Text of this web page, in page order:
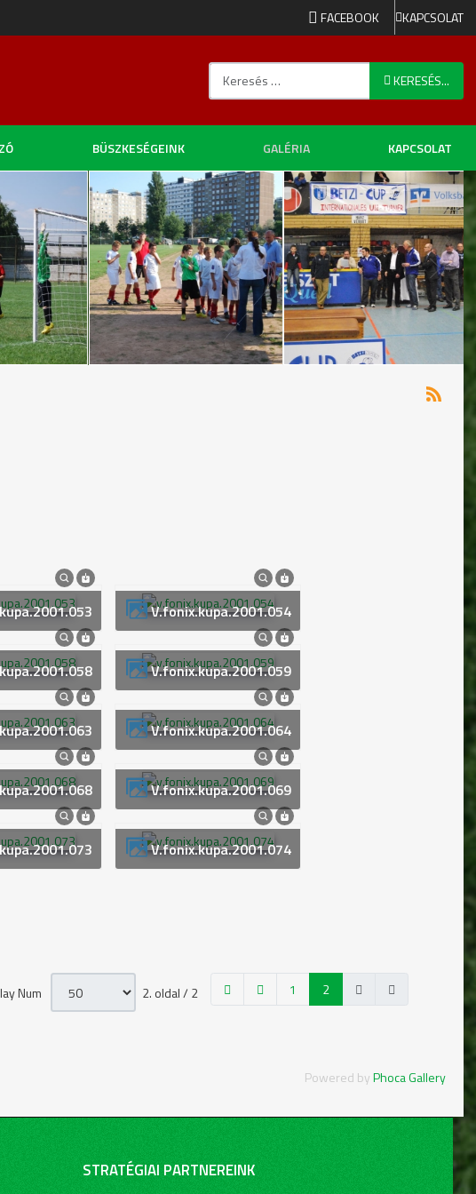
FACEBOOK KAPCSOLAT
Keresés...
KERESÉS...
BÜSZKESÉGEINK GALÉRIA KAPCSOLAT
v.fonix.kupa.2001.054
v.fonix.kupa.2001.059
v.fonix.kupa.2001.064
v.fonix.kupa.2001.069
v.fonix.kupa.2001.074
Num 2. oldal / 2 1 2
Powered byPhoca Gallery
STRATÉGIAI PARTNEREINK